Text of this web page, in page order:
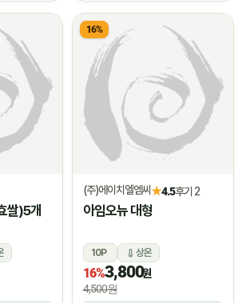
쌀)5개
16%
(주)에이치엘엠씨★4.5후기 2
아임오뉴 대형
10P 상온
16%3,800원
4,500원